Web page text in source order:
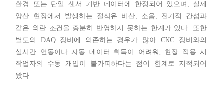
환경 또는 단일 센서 기반 데이터에 한정되어 있으며, 실제
양산 현장에서 발생하는 절삭유 비산, 소음, 전기적 간섭과
같은 외란 조건을 충분히 반영하지 못하는 한계가 있다. 또한
별도의 DAQ 장비에 의존하는 경우가 많아 CNC 장비와의
실시간 연동이나 자동 데이터 취득이 어려워, 현장 적용 시
작업자의 수동 개입이 불가피하다는 점이 한계로 지적되어
왔다